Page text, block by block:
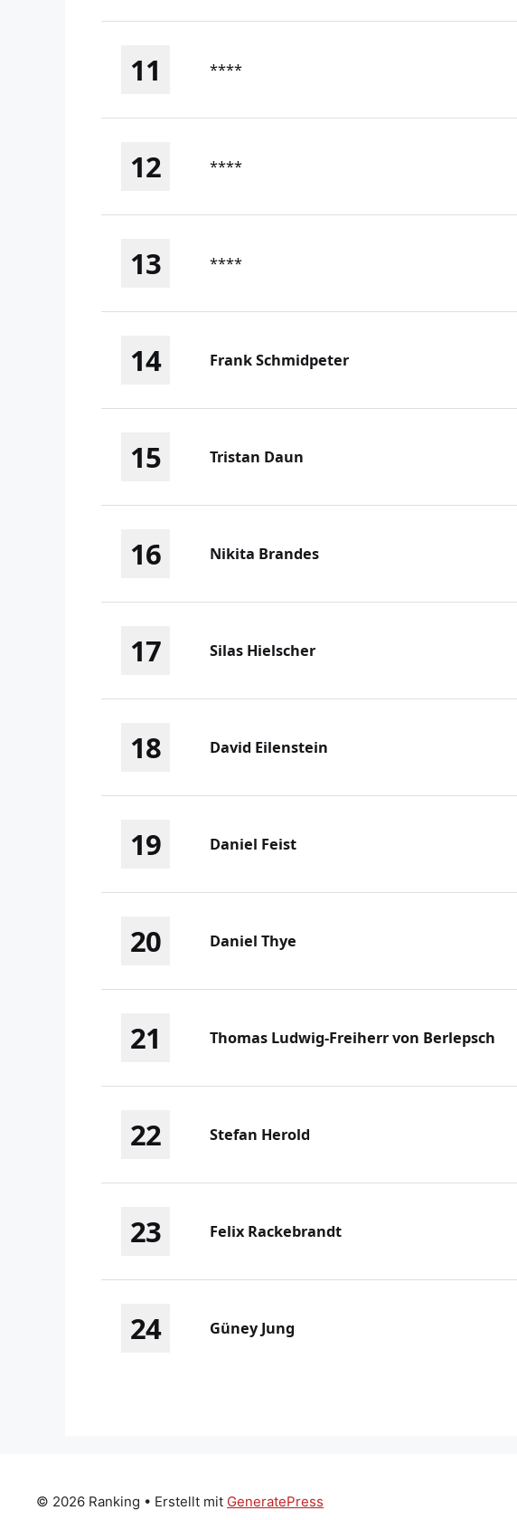
11 ****
12 ****
13 ****
14 Frank Schmidpeter
15 Tristan Daun
16 Nikita Brandes
17 Silas Hielscher
18 David Eilenstein
19 Daniel Feist
20 Daniel Thye
21 Thomas Ludwig-Freiherr von Berlepsch
22 Stefan Herold
23 Felix Rackebrandt
24 Güney Jung
© 2026 Ranking • Erstellt mit GeneratePress